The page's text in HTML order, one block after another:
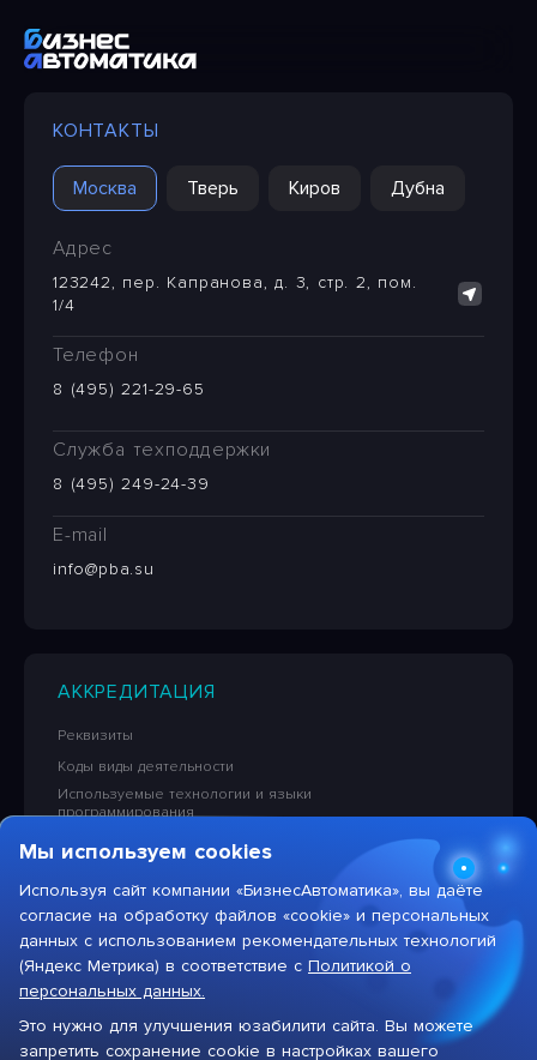
КОНТАКТЫ
Москва Тверь Киров Дубна
Адрес
123242, пер. Капранова, д. 3, стр. 2, пом.
1/4
Телефон
8 (495) 221-29-65
Служба техподдержки
8 (495) 249-24-39
E-mail
info@pba.su
АККРЕДИТАЦИЯ
Реквизиты
Коды виды деятельности
Используемые технологии и языки
программирования
Сведения об исключительных правах на ПО
«БизнесАвтоматика»
Тарифы на услуги компании
Max
Мы используем cookies
Используя сайт компании «БизнесАвтоматика», вы даёте
согласие на обработку файлов «cookie» и персональных
данных с использованием рекомендательных технологий
(Яндекс Метрика) в соответствие с Политикой о
персональных данных.
Это нужно для улучшения юзабилити сайта. Вы можете
запретить сохранение cookie в настройках вашего